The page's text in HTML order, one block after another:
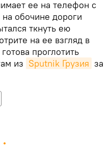
ее на телефон с
обочине дороги
ткнуть ею
на ее взгляд в
проглотить
из Sputnik Грузия за